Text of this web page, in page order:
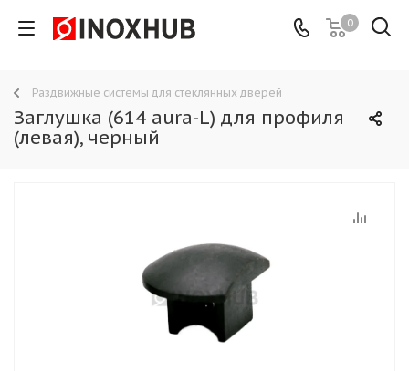
0
Раздвижные системы для стеклянных дверей
Заглушка (614 aura-L) для профиля
(левая), черный